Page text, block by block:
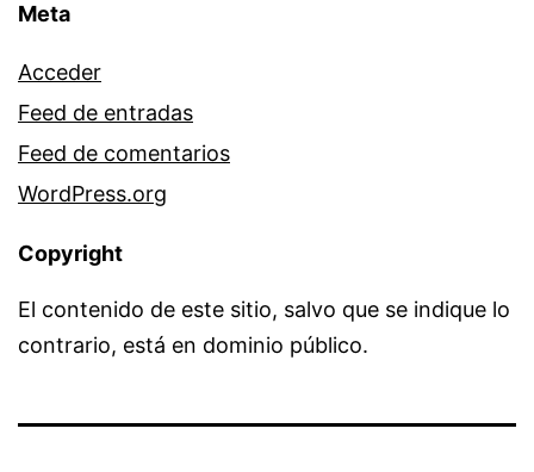
Meta
Acceder
Feed de entradas
Feed de comentarios
WordPress.org
Copyright
El contenido de este sitio, salvo que se indique lo
contrario, está en dominio público.